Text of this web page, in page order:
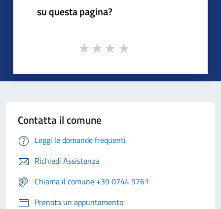
su questa pagina?
Contatta il comune
Leggi le domande frequenti
Richiedi Assistenza
Chiama il comune +39 0744 9761
Prenota un appuntamento